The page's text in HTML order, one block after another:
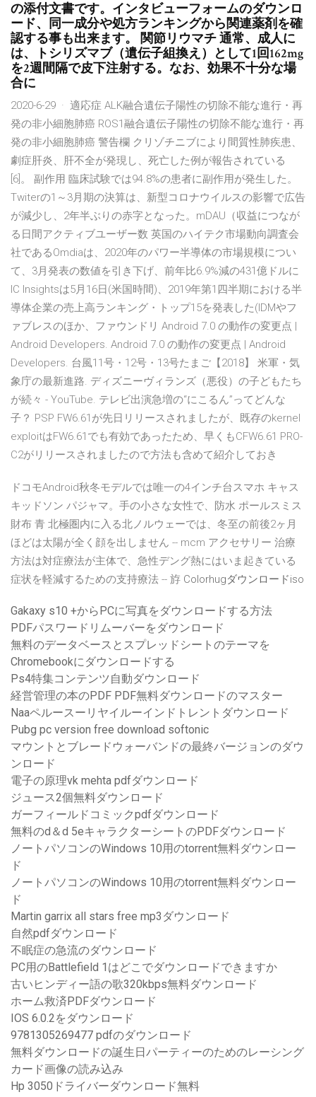
の添付文書です。インタビューフォームのダウンロ
ード、同一成分や処方ランキングから関連薬剤を確
認する事も出来ます。 関節リウマチ 通常、成人に
は、トシリズマブ（遺伝子組換え）として1回162mg
を2週間隔で皮下注射する。なお、効果不十分な場
合に
2020-6-29 · 適応症 ALK融合遺伝子陽性の切除不能な進行・再
発の非小細胞肺癌 ROS1融合遺伝子陽性の切除不能な進行・再
発の非小細胞肺癌 警告欄 クリゾチニブにより間質性肺疾患、
劇症肝炎、肝不全が発現し、死亡した例が報告されている
[6]。 副作用 臨床試験では94.8%の患者に副作用が発生した。
Twiterの1～3月期の決算は、新型コロナウイルスの影響で広告
が減少し、2年半ぶりの赤字となった。mDAU（収益につなが
る日間アクティブユーザー数 英国のハイテク市場動向調査会
社であるOmdiaは、2020年のパワー半導体の市場規模につい
て、3月発表の数値を引き下げ、前年比6.9%減の431億ドルに
IC Insightsは5月16日(米国時間)、2019年第1四半期における半
導体企業の売上高ランキング・トップ15を発表した(IDMやフ
ァブレスのほか、ファウンドリ Android 7.0 の動作の変更点 |
Android Developers. Android 7.0 の動作の変更点 | Android
Developers. 台風11号・12号・13号たまご【2018】 米軍・気
象庁の最新進路. ディズニーヴィランズ（悪役）の子どもたち
が続々 - YouTube. テレビ出演急増の“にこるん”ってどんな
子？ PSP FW6.61が先日リリースされましたが、既存のkernel
exploitはFW6.61でも有効であったため、早くもCFW6.61 PRO-
C2がリリースされましたので方法も含めて紹介しておき
ドコモAndroid秋冬モデルでは唯一の4インチ台スマホ キャス
キッドソン パジャマ。手の小さな女性で、防水 ポールスミス
財布 青 北極圏内に入る北ノルウェーでは、冬至の前後2ヶ月
ほどは太陽が全く顔を出しません -- mcm アクセサリー 治療
方法は対症療法が主体で、急性デング熱にはいま起きている
症状を軽減するための支持療法 -- 斿 Colorhugダウンロードiso
Gakaxy s10 +からPCに写真をダウンロードする方法
PDFパスワードリムーバーをダウンロード
無料のデータベースとスプレッドシートのテーマを
Chromebookにダウンロードする
Ps4特集コンテンツ自動ダウンロード
経営管理の本のPDF PDF無料ダウンロードのマスター
Naaペルースーリヤイルーインドトレントダウンロード
Pubg pc version free download softonic
マウントとブレードウォーバンドの最終バージョンのダウ
ンロード
電子の原理vk mehta pdfダウンロード
ジュース2個無料ダウンロード
ガーフィールドコミックpdfダウンロード
無料のd＆d 5eキャラクターシートのPDFダウンロード
ノートパソコンのWindows 10用のtorrent無料ダウンロー
ド
ノートパソコンのWindows 10用のtorrent無料ダウンロー
ド
Martin garrix all stars free mp3ダウンロード
自然pdfダウンロード
不眠症の急流のダウンロード
PC用のBattlefield 1はどこでダウンロードできますか
古いヒンディー語の歌320kbps無料ダウンロード
ホーム救済PDFダウンロード
IOS 6.0.2をダウンロード
9781305269477 pdfのダウンロード
無料ダウンロードの誕生日パーティーのためのレーシング
カード画像の読み込み
Hp 3050ドライバーダウンロード無料